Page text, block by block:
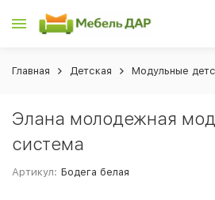
Главная Детская Модульные
Элана молодежная
система
Артикул: Бодега белая